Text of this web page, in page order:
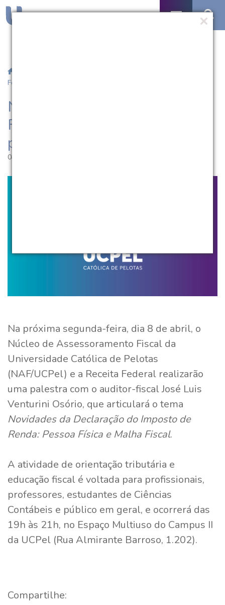
Federal promovem palestra na UCPel
Núcleo de Assessoramento
Fiscal e Receita Federal
promovem palestra na UCPel
04.04.2013 | 16:43
Na próxima segunda-feira, dia 8 de abril, o
Núcleo de Assessoramento Fiscal da
Universidade Católica de Pelotas
(NAF/UCPel) e a Receita Federal realizarão
uma palestra com o auditor-fiscal José Luis
Venturini Osório, que articulará o tema
Novidades da Declaração do Imposto de
Renda: Pessoa Física e Malha Fiscal.
A atividade de orientação tributária e
educação fiscal é voltada para profissionais,
professores, estudantes de Ciências
Contábeis e público em geral, e ocorrerá das
19h às 21h, no Espaço Multiuso do Campus II
da UCPel (Rua Almirante Barroso, 1.202).
Compartilhe: